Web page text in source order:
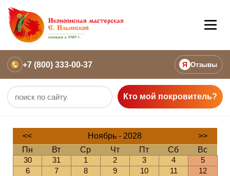
+7 (800) 333-00-37 Я Отзывы
Кто мой покровитель?
<< Ноябрь - 2028
>>
Пн
Вт Ср Чт Пт Сб
Вс
30
31 1 2 3 4
5
6
7 8 9 10 11
12